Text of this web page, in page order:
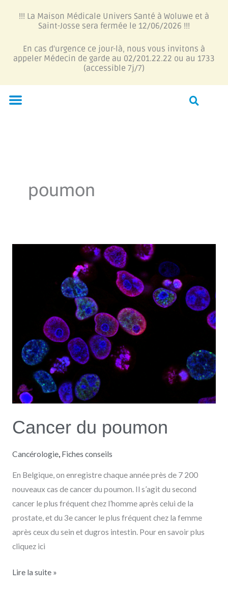
!!! La Maison Médicale Univers Santé à Woluwe et à
Saint-Josse sera fermée le 12/06/2026 !!!
En cas d'urgence ce jour-là, nous vous invitons à
appeler Médecin de garde au 02/201.22.22 ou au 1733
(accessible 7j/7)
Menu
poumon
Cancer du poumon
Cancérologie, Fiches conseils
En Belgique, on enregistre chaque année près de 7 200
nouveaux cas de cancer du poumon. Il s’agit du second
cancer le plus fréquent chez l’homme après celui de la
prostate, et du 3e cancer le plus fréquent chez la femme
après ceux du sein et dugros intestin. Pour en savoir plus
cliquez ici
Lire la suite »